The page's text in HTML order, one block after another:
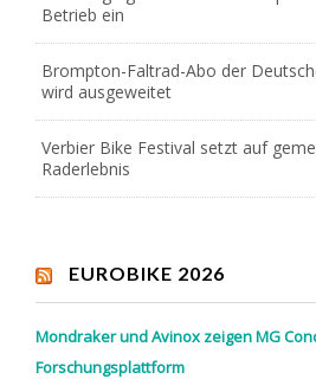
Betrieb ein
Brompton-Faltrad-Abo der
wird ausgeweitet
Verbier Bike Festival setzt auf
Raderlebnis
EUROBIKE 2026
Mondraker und Avinox zeigen MG
Forschungsplattform